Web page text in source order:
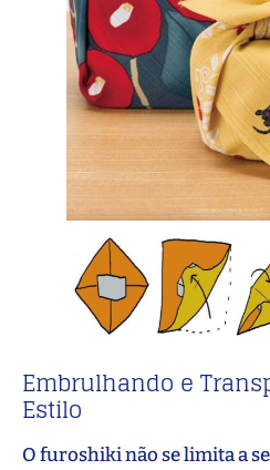
Embrulhando e
Estilo
O furoshiki não se limita a